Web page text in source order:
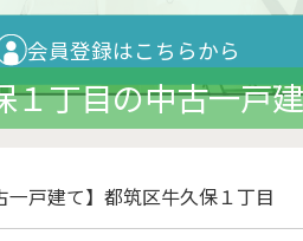
会員登録はこちらから
１丁目の中古一戸
一戸建て】都筑区牛久保１丁目